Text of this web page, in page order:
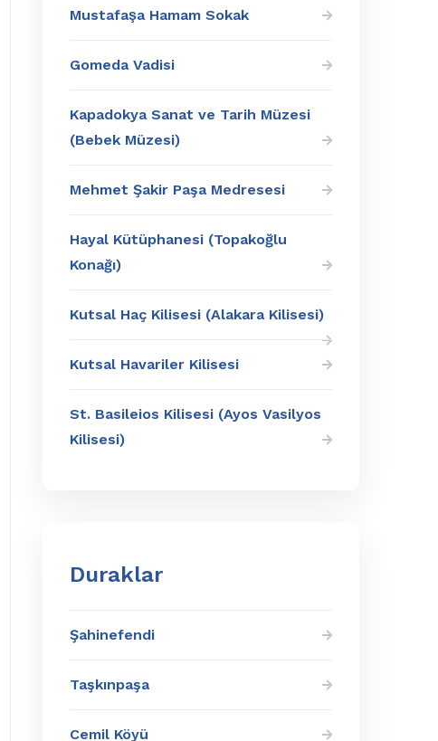
Mustafaşa Hamam Sokak
Gomeda Vadisi
Kapadokya Sanat ve Tarih Müzesi
(Bebek Müzesi)
Mehmet Şakir Paşa Medresesi
Hayal Kütüphanesi (Topakoğlu
Konağı)
Kutsal Haç Kilisesi (Alakara Kilisesi)
Kutsal Havariler Kilisesi
St. Basileios Kilisesi (Ayos Vasilyos
Kilisesi)
Duraklar
Şahinefendi
Taşkınpaşa
Cemil Köyü